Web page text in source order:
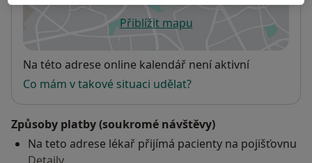
Přiblížit mapuse otevře v nové záložce
Dostupnost
Na této adrese online kalendář není aktivní
Co mám v takové situaci udělat?
Způsoby platby (soukromé návštěvy)
Na teto adrese lékař přijímá pacienty na pojišťovnu